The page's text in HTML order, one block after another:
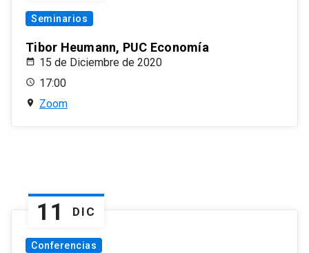
Seminarios
Tibor Heumann, PUC Economía
15 de Diciembre de 2020
17:00
Zoom
11 DIC
Conferencias